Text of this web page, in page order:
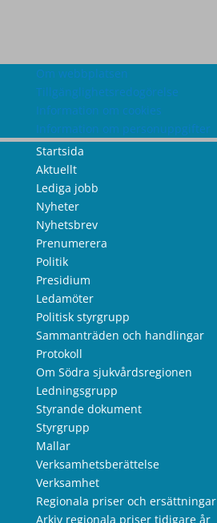
Om webbplatsen
Tillgänglighetsredogörelse
Information om cookies
Information om personuppgifter
Startsida
Aktuellt
Lediga jobb
Nyheter
Nyhetsbrev
Prenumerera
Politik
Presidium
Ledamöter
Politisk styrgrupp
Sammanträden och handlingar
Protokoll
Om Södra sjukvårdsregionen
Ledningsgrupp
Styrande dokument
Styrgrupp
Mallar
Verksamhetsberättelse
Verksamhet
Regionala priser och ersättningar
Arkiv regionala priser tidigare år